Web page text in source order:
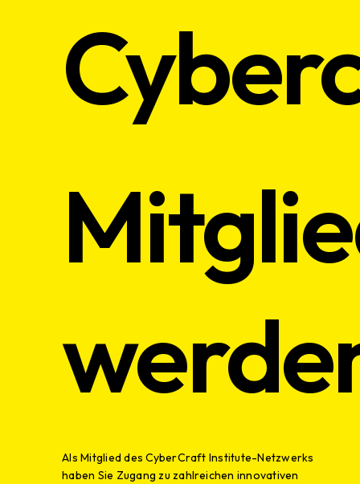
Als Mitglied des CyberCraft Institute-Netzwerks
haben Sie Zugang zu zahlreichen innovativen